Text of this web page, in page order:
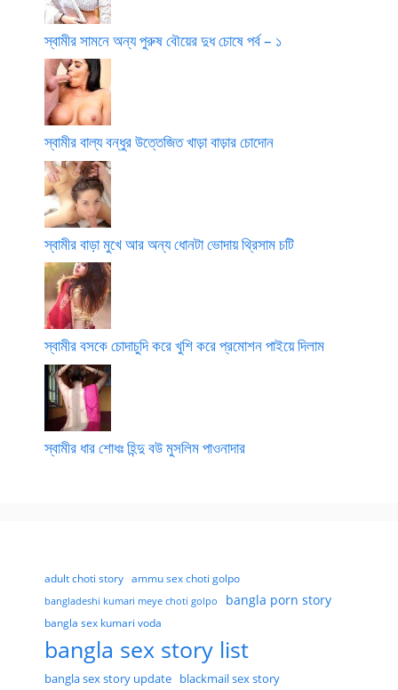
স্বামীর সামনে অন্য পুরুষ বৌয়ের দুধ চোষে পর্ব – ১
স্বামীর বাল্য বন্ধুর উত্তেজিত খাড়া বাড়ার চোদোন
স্বামীর বাড়া মুখে আর অন্য ধোনটা ভোদায় থ্রিসাম চটি
স্বামীর বসকে চোদাচুদি করে খুশি করে প্রমোশন পাইয়ে দিলাম
স্বামীর ধার শোধঃ হিন্দু বউ মুসলিম পাওনাদার
adult choti story ammu sex choti golpo
bangladeshi kumari meye choti golpo bangla porn story
bangla sex kumari voda
bangla sex story list
bangla sex story update blackmail sex story